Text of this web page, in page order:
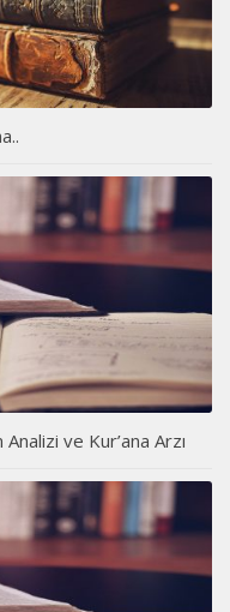
ve Kur’ana Arzı